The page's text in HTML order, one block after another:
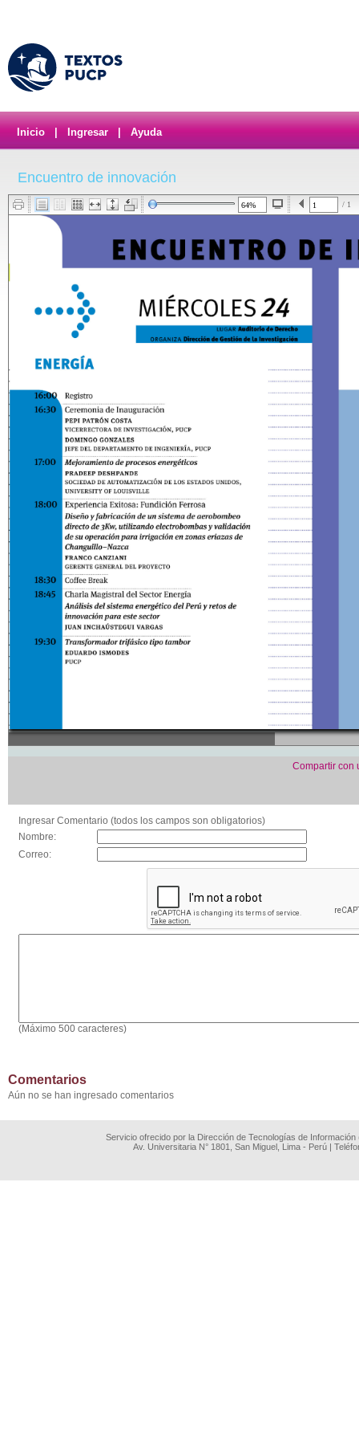
Inicio Ingresar Ayuda
Encuentro de innovación
/ 1
Compartir con
Ingresar Comentario (todos los campos son obligatorios)
Nombre:
Correo:
(Máximo 500 caracteres)
Comentarios
Aún no se han ingresado comentarios
Servicio ofrecido por la Dirección de Tecnologías de
Av. Universitaria N° 1801, San Miguel, Lima - Perú |